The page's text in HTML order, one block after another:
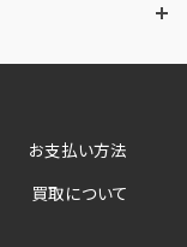
お支払い方法
買取について